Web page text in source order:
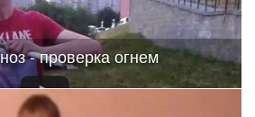
- проверка огнем